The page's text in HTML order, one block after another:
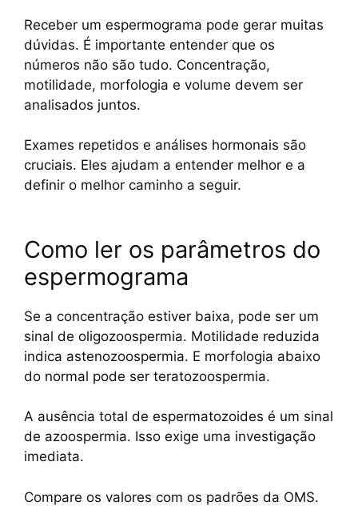
Receber um espermograma pode gerar muitas
dúvidas. É importante entender que os
números não são tudo. Concentração,
motilidade, morfologia e volume devem ser
analisados juntos.
Exames repetidos e análises hormonais são
cruciais. Eles ajudam a entender melhor e a
definir o melhor caminho a seguir.
Como ler os parâmetros do
espermograma
Se a concentração estiver baixa, pode ser um
sinal de oligozoospermia. Motilidade reduzida
indica astenozoospermia. E morfologia abaixo
do normal pode ser teratozoospermia.
A ausência total de espermatozoides é um sinal
de azoospermia. Isso exige uma investigação
imediata.
Compare os valores com os padrões da OMS.